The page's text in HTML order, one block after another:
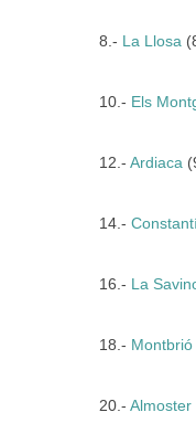
8.- La Llosa
10.- Els
12.-Ardiaca
14.-
16.- La
18.-
20.-Almoster